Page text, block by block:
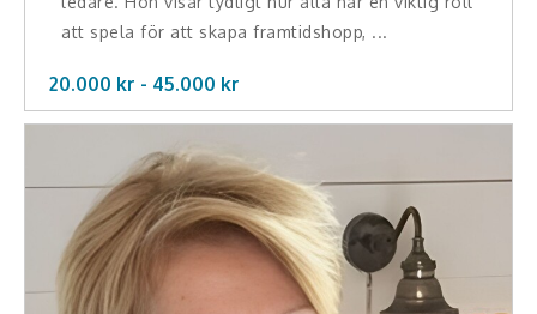
Middagsunderhållning
Musiker
Something a Little Different
Underhållning
Affärsnytta
att spela för att skapa framtidshopp, ...
20.000 kr - 45.000 kr